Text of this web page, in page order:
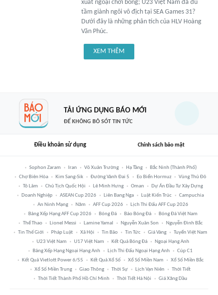
xuất ngoại chơi bóng; U23 Việt Nam đã đủ
tầm giành ngôi vô địch tại SEA Games 31?
Dưới đây là những phân tích của HLV Hoàng
Văn Phúc.
XEM THÊM
TẢI ỨNG DỤNG BÁO MỚI
ĐỂ KHÔNG BỎ SÓT TIN TỨC
Điều khoản sử dụng Chính sách bảo mật
Sophon Zaram Iran Võ Xuân Trường Hạ Tầng
Bắc Ninh (thành Phố)
Chợ Biên Hòa
Kim Sang-Sik Đường Vành Đai 5 Eo Biển Hormuz
Vùng Thủ Đô
Tô Lâm
Chủ Tịch Quốc Hội Lê Minh Hưng Oman
Dự Án Đầu Tư Xây Dựng
Doanh Nghiệp
ASEAN Cup 2026 Liên Bang Nga Luật Kiến Trúc
Campuchia
An Ninh Mạng
Năm AFF Cup 2026
Lịch Thi Đấu AFF Cup 2026
Bảng Xếp Hạng AFF Cup 2026
Bóng Đá Báo Bóng Đá
Bóng Đá Việt Nam
Thể Thao
Lionel Messi Lamine Yamal Nguyễn Xuân Son
Nguyễn Đình Bắc
Tin Thế Giới
Pháp Luật Xã Hội Tin Bão Tin Tức Giá Vàng
Tuyển Việt Nam
U23 Việt Nam
U17 Việt Nam Kết Quả Bóng Đá
Ngoại Hạng Anh
Bảng Xếp Hạng Ngoại Hạng Anh
Lịch Thi Đấu Ngoại Hạng Anh
Cúp C1
Kết Quả Vietlott Power 6/55
Kết Quả Xổ Số Xổ Số Miền Nam
Xổ Số Miền Bắc
Xổ Số Miền Trung
Giao Thông Thời Sự Lịch Vạn Niên
Thời Tiết
Thời Tiết Thành Phố Hồ Chí Minh
Thời Tiết Hà Nội Giá Xăng Dầu